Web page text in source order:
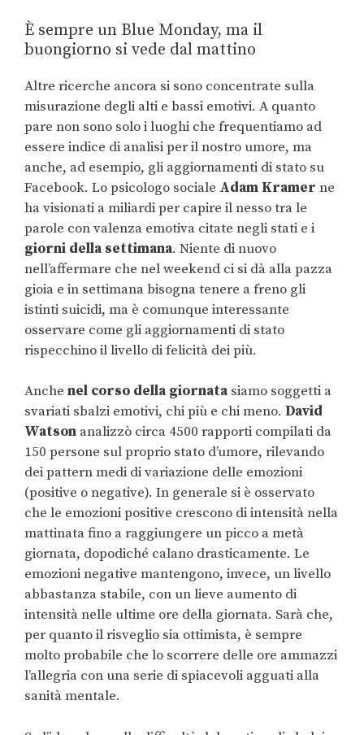
È sempre un Blue Monday, ma il
buongiorno si vede dal mattino
Altre ricerche ancora si sono concentrate sulla
misurazione degli alti e bassi emotivi. A quanto
pare non sono solo i luoghi che frequentiamo ad
essere indice di analisi per il nostro umore, ma
anche, ad esempio, gli aggiornamenti di stato su
Facebook. Lo psicologo sociale Adam Kramer ne
ha visionati a miliardi per capire il nesso tra le
parole con valenza emotiva citate negli stati e i
giorni della settimana. Niente di nuovo
nell’affermare che nel weekend ci si dà alla pazza
gioia e in settimana bisogna tenere a freno gli
istinti suicidi, ma è comunque interessante
osservare come gli aggiornamenti di stato
rispecchino il livello di felicità dei più.
Anche nel corso della giornata siamo soggetti a
svariati sbalzi emotivi, chi più e chi meno. David
Watson analizzò circa 4500 rapporti compilati da
150 persone sul proprio stato d’umore, rilevando
dei pattern medi di variazione delle emozioni
(positive o negative). In generale si è osservato
che le emozioni positive crescono di intensità nella
mattinata fino a raggiungere un picco a metà
giornata, dopodiché calano drasticamente. Le
emozioni negative mantengono, invece, un livello
abbastanza stabile, con un lieve aumento di
intensità nelle ultime ore della giornata. Sarà che,
per quanto il risveglio sia ottimista, è sempre
molto probabile che lo scorrere delle ore ammazzi
l’allegria con una serie di spiacevoli agguati alla
sanità mentale.